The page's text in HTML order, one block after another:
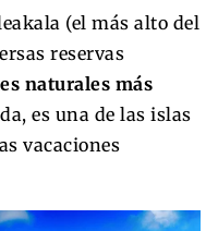
(el más alto del
reservas
naturales más
es una de las islas
vacaciones